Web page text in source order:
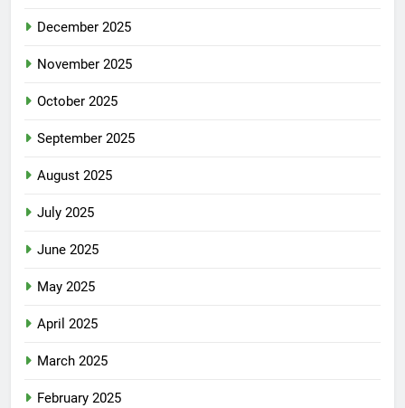
December 2025
November 2025
October 2025
September 2025
August 2025
July 2025
June 2025
May 2025
April 2025
March 2025
February 2025